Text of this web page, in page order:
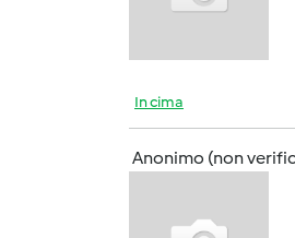
In cima
Anonimo (non